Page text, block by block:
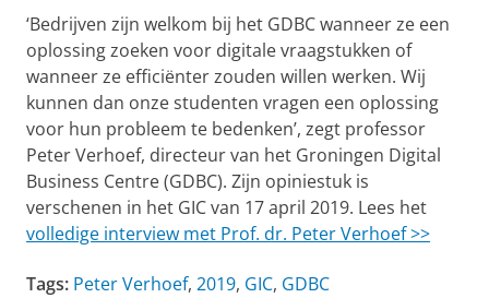
‘Bedrijven zijn welkom bij het GDBC wanneer ze een
oplossing zoeken voor digitale vraagstukken of
wanneer ze efficiënter zouden willen werken. Wij
kunnen dan onze studenten vragen een oplossing
voor hun probleem te bedenken’, zegt professor
Peter Verhoef, directeur van het Groningen Digital
Business Centre (GDBC). Zijn opiniestuk is
verschenen in het GIC van 17 april 2019. Lees het
volledige interview met Prof. dr. Peter Verhoef >>
Tags: Peter Verhoef, 2019, GIC, GDBC